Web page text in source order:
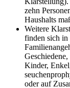
zehn
Haushalts
Weitere
finden sich in
Kinder,
oder auf